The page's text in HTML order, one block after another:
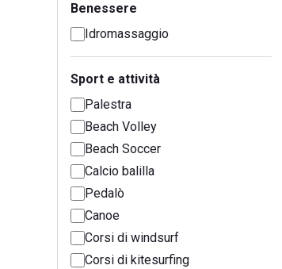
Benessere
Idromassaggio
Sport e attività
Palestra
Beach Volley
Beach Soccer
Calcio balilla
Pedalò
Canoe
Corsi di windsurf
Corsi di kitesurfing